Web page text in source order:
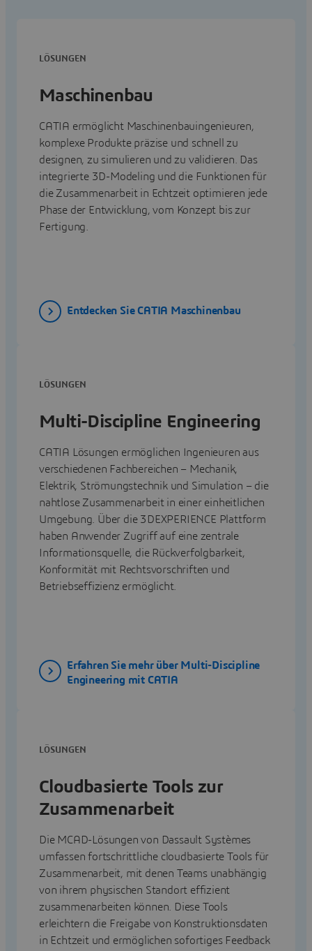
LÖSUNGEN
Maschinenbau
CATIA ermöglicht Maschinenbauingenieuren,
komplexe Produkte präzise und schnell zu
designen, zu simulieren und zu validieren. Das
integrierte 3D-Modeling und die Funktionen für
die Zusammenarbeit in Echtzeit optimieren jede
Phase der Entwicklung, vom Konzept bis zur
Fertigung.
Entdecken Sie CATIA Maschinenbau
LÖSUNGEN
Multi-Discipline Engineering
CATIA Lösungen ermöglichen Ingenieuren aus
verschiedenen Fachbereichen – Mechanik,
Elektrik, Strömungstechnik und Simulation – die
nahtlose Zusammenarbeit in einer einheitlichen
Umgebung. Über die 3DEXPERIENCE Plattform
haben Anwender Zugriff auf eine zentrale
Informationsquelle, die Rückverfolgbarkeit,
Konformität mit Rechtsvorschriften und
Betriebseffizienz ermöglicht.
Erfahren Sie mehr über Multi-Discipline
Engineering mit CATIA
LÖSUNGEN
Cloudbasierte Tools zur
Zusammenarbeit
Die MCAD-Lösungen von Dassault Systèmes
umfassen fortschrittliche cloudbasierte Tools für
Zusammenarbeit, mit denen Teams unabhängig
von ihrem physischen Standort effizient
zusammenarbeiten können. Diese Tools
erleichtern die Freigabe von Konstruktionsdaten
in Echtzeit und ermöglichen sofortiges Feedback